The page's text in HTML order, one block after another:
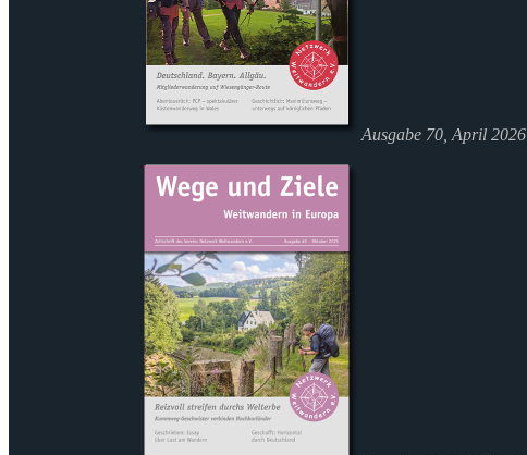
Ausgabe 70, April 2026